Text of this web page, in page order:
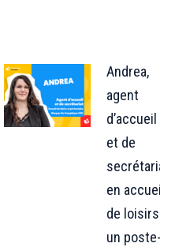
Andrea,
agent
d’accueil
et de
secrétariat
en accueil
de loisirs :
un poste-